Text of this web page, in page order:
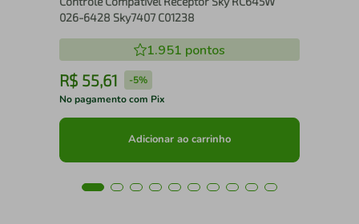
026-6428 Sky7407 C01238
1.951 pontos
R$ 55,61 -5%
No pagamento com Pix
Adicionar ao carrinho